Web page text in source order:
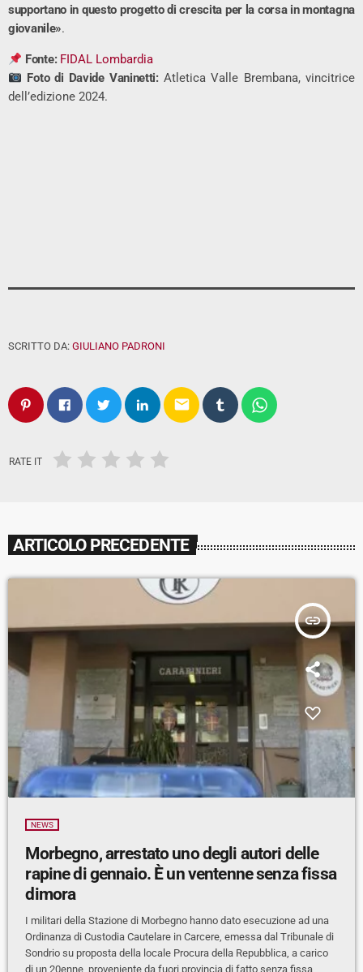
supportano in questo progetto di crescita per la corsa in montagna
giovanile».
Fonte: FIDAL Lombardia
Foto di Davide Vaninetti:Atletica Valle Brembana, vincitrice
dell’edizione 2024.
SCRITTO DA: GIULIANO PADRONI
email
RATE IT
ARTICOLO PRECEDENTE
insert_link
NEWS
Morbegno, arrestato uno degli autori delle
rapine di gennaio. È un ventenne senza fissa
dimora
I militari della Stazione di Morbegno hanno dato esecuzione ad una
Ordinanza di Custodia Cautelare in Carcere, emessa dal Tribunale di
Sondrio su proposta della locale Procura della Repubblica, a carico
di un 20enne, proveniente da fuori provincia di fatto senza fissa